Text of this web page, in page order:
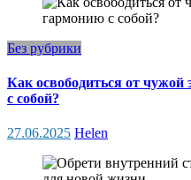
Без рубрики
Как освободиться от чужой
с собой?
27.06.2025 Helen